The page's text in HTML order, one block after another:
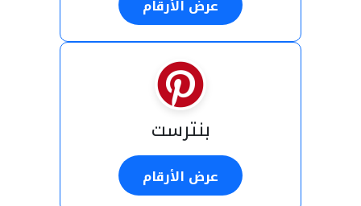
عرض الأرقام
بنترست
عرض الأرقام